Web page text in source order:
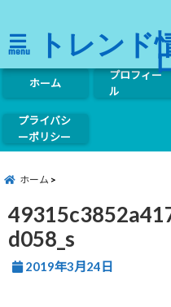
menu トレンド
ホーム
プロフィー
ル
プライバシ
ーポリシー
ホーム
d058_s
2019年3月24日